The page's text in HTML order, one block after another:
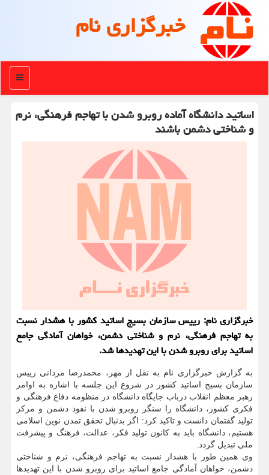
خبرگزاری نام
منو
اساتید دانشگاه آماده روبرو شدن با تهاجم فرهنگی، نرم
و شناختی دشمن باشند
خبرگزاری نام: رییس سازمان بسیج اساتید کشور با هشدار نسبت
به تهاجم فرهنگی، نرم و شناختی دشمن، خواهان آمادگی جامع
اساتید برای روبرو شدن با این تهدیدها شد.
به گزارش خبرگزاری نام به نقل از مهر، محمدرضا مردانی رییس
سازمان بسیج اساتید کشور در شروع این جلسه با اشاره به اوامر
رهبر معظم انقلاب درباب جایگاه دانشگاه در منظومه دفاع فرهنگی و
فکری کشور، دانشگاه را سنگر روبرو شدن با نفوذ دشمن و مرکز
تولید گفتمان دانست و تاکید کرد: اگر بدنبال تحقق تمدن نوین اسلامی
هستیم، دانشگاه باید به کانون تولید فکر، عدالت، فرهنگ و پیشرفت
ملی تبدیل گردد.
وی همین طور با هشدار نسبت به تهاجم فرهنگی، نرم و شناختی
دشمن، خواهان آمادگی جامع اساتید برای روبرو شدن با این تهدیدها